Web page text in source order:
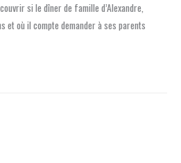
si le dîner de famille d’Alexandre,
et où il compte demander à ses parents